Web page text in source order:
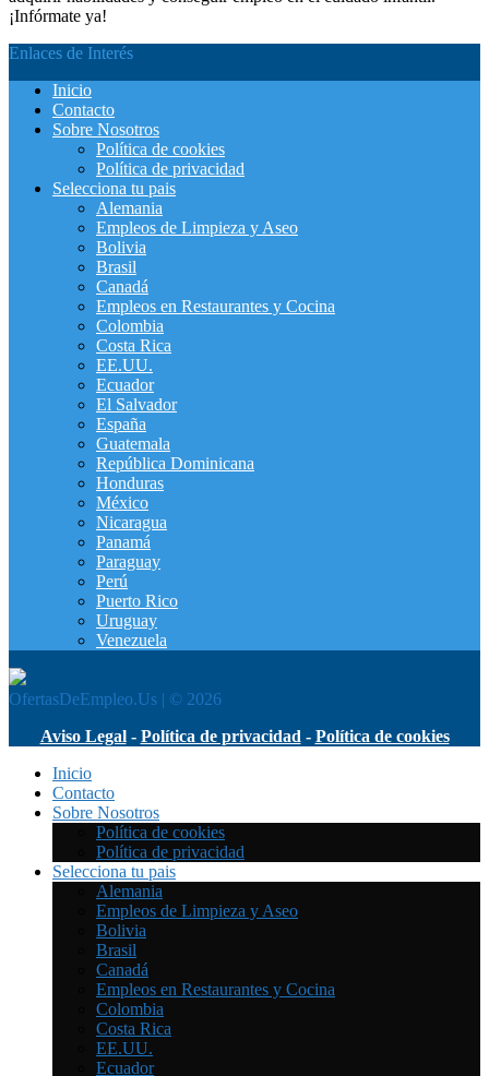
¡Infórmate ya!
Enlaces de Interés
Inicio
Contacto
Sobre Nosotros
Política de cookies
Política de privacidad
Selecciona tu pais
Alemania
Empleos de Limpieza y Aseo
Bolivia
Brasil
Canadá
Empleos en Restaurantes y Cocina
Colombia
Costa Rica
EE.UU.
Ecuador
El Salvador
España
Guatemala
República Dominicana
Honduras
México
Nicaragua
Panamá
Paraguay
Perú
Puerto Rico
Uruguay
Venezuela
OfertasDeEmpleo.Us | © 2026
Aviso Legal- Política de privacidad - Política de cookies
Inicio
Contacto
Sobre Nosotros
Política de cookies
Política de privacidad
Selecciona tu pais
Alemania
Empleos de Limpieza y Aseo
Bolivia
Brasil
Canadá
Empleos en Restaurantes y Cocina
Colombia
Costa Rica
EE.UU.
Ecuador